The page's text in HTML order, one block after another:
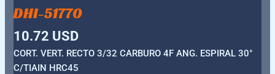
DHI-51770
10.72 USD
CORT. VERT. RECTO 3/32 CARBURO 4F ANG. ESPIRAL 30°
C/TIAIN HRC45